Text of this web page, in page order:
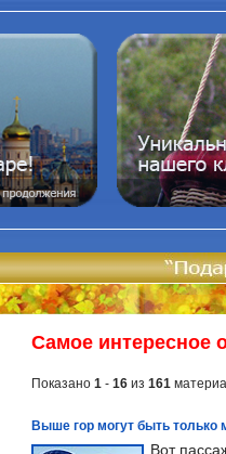
Самое интересное
Показано 1 - 16 из 161
Выше гор могут быть только
Вот